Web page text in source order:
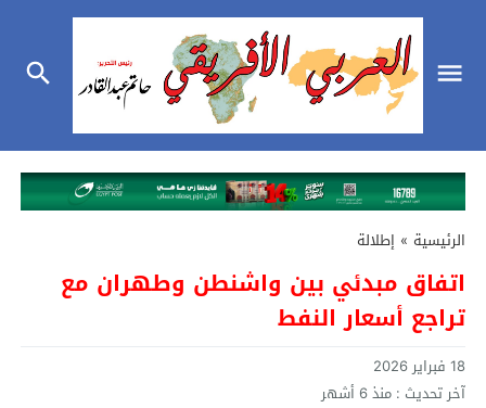
الرئيسية » إطلالة
اتفاق مبدئي بين واشنطن وطهران مع
تراجع أسعار النفط
18 فبراير 2026
آخر تحديث : منذ 6 أشهر